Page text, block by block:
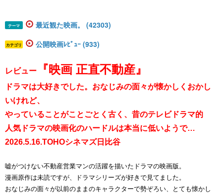
テーマ 最近観た映画。 (42303)
カテゴリ 公開映画ﾚﾋﾞｭｰ (933)
レビュー 『映画 正直不動産』
ドラマは大好きでした。おなじみの面々が懐かしくおかし
いけれど、
やっていることがことごとく古く、昔のテレビドラマ的
人気ドラマの映画化のハードルは本当に低いようで…
2026.5.16.TOHOシネマズ日比谷
嘘がつけない不動産営業マンの活躍を描いたドラマの映画版。
漫画原作は未読ですが、ドラマシリーズが好きで見てました。
おなじみの面々が以前のままのキャラクターで勢ぞろい、とても懐かし